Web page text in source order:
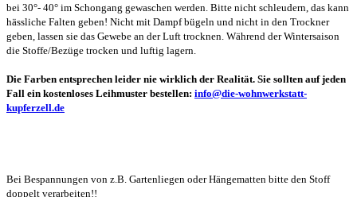
bei 30°- 40° im Schongang gewaschen werden. Bitte nicht schleudern, das kann
hässliche Falten geben! Nicht mit Dampf bügeln und nicht in den Trockner
geben, lassen sie das Gewebe an der Luft trocknen. Während der Wintersaison
die Stoffe/Bezüge trocken und luftig lagern.
Die Farben entsprechen leider nie wirklich der Realität. Sie sollten auf jeden
Fall ein kostenloses Leihmuster bestellen: info@die-wohnwerkstatt-
kupferzell.de
Bei Bespannungen von z.B. Gartenliegen oder Hängematten bitte den Stoff
doppelt verarbeiten!!